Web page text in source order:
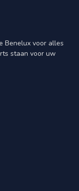
Benelux voor alles
staan voor uw